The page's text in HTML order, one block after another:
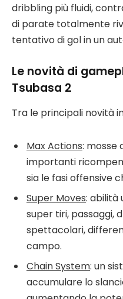
dribbling più fluidi,
di parate totalmente
tentativo di gol in un
Le novità di
Tsubasa 2
Tra le principali novità
Max Actions: mosse
importanti
sia le fasi offensive
Super Moves: abilità
super tiri, passaggi,
spettacolari,
campo.
Chain System: un
accumulare lo